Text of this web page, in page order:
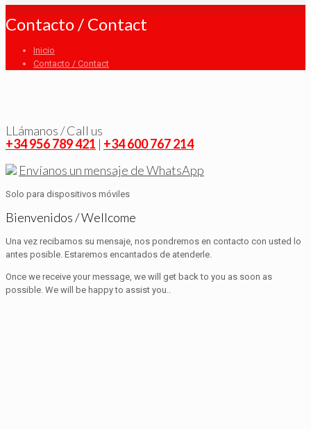
Contacto / Contact
Inicio
Contacto / Contact
LLámanos / Call us
+34 956 789 421 | +34 600 767 214
Envíanos un mensaje de WhatsApp
Solo para dispositivos móviles
Bienvenidos / Wellcome
Una vez recibamos su mensaje, nos pondremos en contacto con usted lo
antes posible. Estaremos encantados de atenderle.
Once we receive your message, we will get back to you as soon as
possible. We will be happy to assist you..